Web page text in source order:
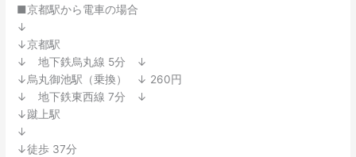
■京都駅から電車の場合
↓
↓京都駅
↓ 地下鉄烏丸線 5分 ↓
↓烏丸御池駅（乗換） ↓ 260円
↓ 地下鉄東西線 7分 ↓
↓蹴上駅
↓
↓徒歩 37分